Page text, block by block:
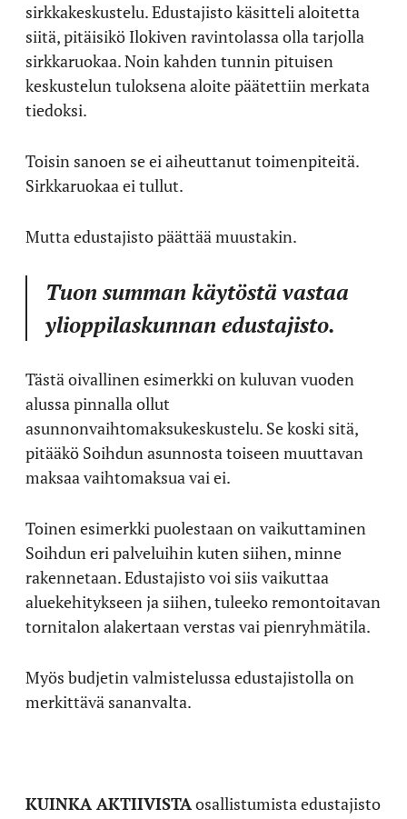
sirkkakeskustelu. Edustajisto käsitteli aloitetta
siitä, pitäisikö Ilokiven ravintolassa olla tarjolla
sirkkaruokaa. Noin kahden tunnin pituisen
keskustelun tuloksena aloite päätettiin merkata
tiedoksi.
Toisin sanoen se ei aiheuttanut toimenpiteitä.
Sirkkaruokaa ei tullut.
Mutta edustajisto päättää muustakin.
Tuon summan käytöstä vastaa
ylioppilaskunnan edustajisto.
Tästä oivallinen esimerkki on kuluvan vuoden
alussa pinnalla ollut
asunnonvaihtomaksukeskustelu. Se koski sitä,
pitääkö Soihdun asunnosta toiseen muuttavan
maksaa vaihtomaksua vai ei.
Toinen esimerkki puolestaan on vaikuttaminen
Soihdun eri palveluihin kuten siihen, minne
rakennetaan. Edustajisto voi siis vaikuttaa
aluekehitykseen ja siihen, tuleeko remontoitavan
tornitalon alakertaan verstas vai pienryhmätila.
Myös budjetin valmistelussa edustajistolla on
merkittävä sananvalta.
KUINKA AKTIIVISTAosallistumista edustajisto